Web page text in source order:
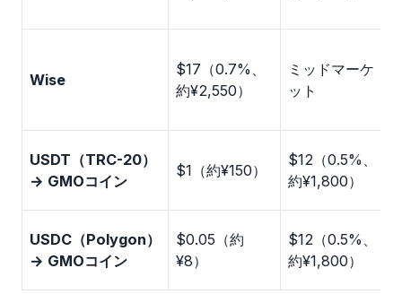
Wise
$17（0.7%、
約¥2,550）
ミッドマーケ
ット
USDT（TRC-20）
→ GMOコイン
$1（約¥150）
$12（0.5%、
約¥1,800）
USDC（Polygon）
→ GMOコイン
$0.05（約
¥8）
$12（0.5%、
約¥1,800）